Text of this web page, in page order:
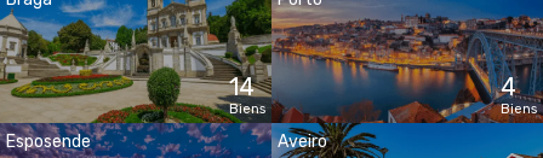
14
Biens
4
Biens
Esposende Aveiro